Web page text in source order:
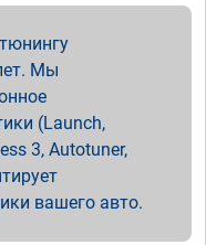
Мы
(Launch,
3, Autotuner,
вашего авто.